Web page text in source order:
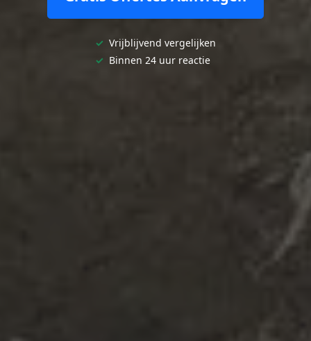
✓ Vrijblijvend vergelijken
✓ Binnen 24 uur reactie